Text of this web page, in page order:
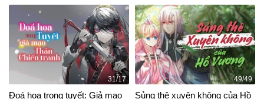
31/17
Đoá hoa trong tuyết: Giả mạo
49/49
Sủng thê xuyên không của Hồ